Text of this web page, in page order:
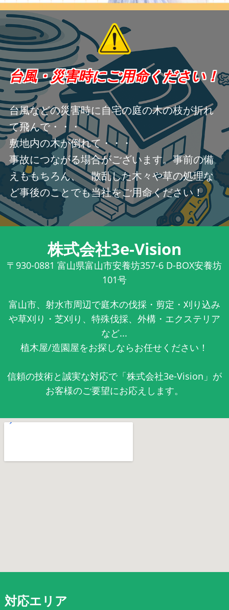
台風・災害時にご用命ください！
台風などの災害時に自宅の庭の木の枝が折れ
て飛んで・・・
敷地内の木が倒れて・・・
事故につながる場合がございます。事前の備
えももちろん、 散乱した木々や草の処理な
ど事後のことでも当社をご用命ください！
株式会社3e-Vision
〒930-0881 富山県富山市安養坊357-6 D-BOX安養坊
101号
富山市、射水市周辺で庭木の伐採・剪定・刈り込み
や草刈り・芝刈り、特殊伐採、外構・エクステリア
など...
植木屋/造園屋をお探しならお任せください！
信頼の技術と誠実な対応で「株式会社3e-Vision」が
お客様のご要望にお応えします。
対応エリア